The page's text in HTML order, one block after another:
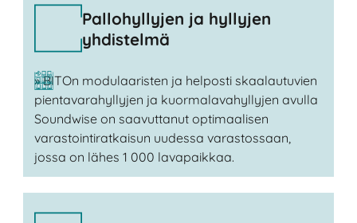
Pallohyllyjen ja hyllyjen
yhdistelmä
» BITOn modulaaristen ja helposti skaalautuvien
pientavarahyllyjen ja kuormalavahyllyjen avulla
Soundwise on saavuttanut optimaalisen
varastointiratkaisun uudessa varastossaan,
jossa on lähes 1 000 lavapaikkaa.